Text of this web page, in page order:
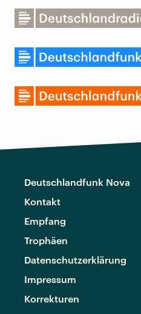
Deutschlandfunk Nova
Kontakt
Empfang
Trophäen
Datenschutzerklärung
Impressum
Korrekturen